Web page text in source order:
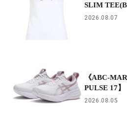
SLIM
2026.08.07
《ABC-
PULSE 17】
2026.08.05